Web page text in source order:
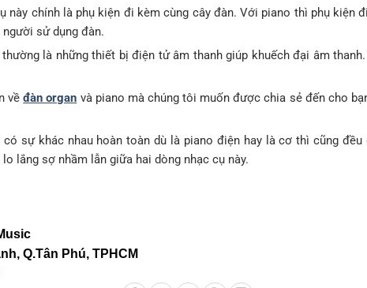
này chính là phụ kiện đi kèm cùng cây đàn. Với piano thì phụ kiện
sử dụng đàn.
là những thiết bị điện tử âm thanh giúp khuếch đại âm
vềđàn organ và piano mà chúng tôi muốn được chia sẻ đến cho
sự khác nhau hoàn toàn dù là piano điện hay là cơ thì cũng
lắng sợ nhầm lẫn giữa hai dòng nhạc cụ này.
, Q.Tân Phú, TPHCM